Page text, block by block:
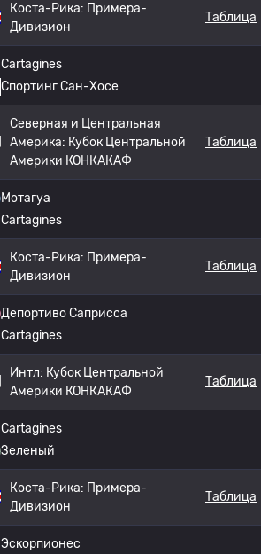
Коста-Рика: Примера-
Дивизион
Таблица
Cartagines
Спортинг Сан-Хосе
Северная и Центральная
Америка: Кубок Центральной
Америки КОНКАКАФ
Таблица
Мотагуа
Cartagines
Коста-Рика: Примера-
Дивизион
Таблица
Депортиво Саприсса
Cartagines
Интл: Кубок Центральной
Америки КОНКАКАФ
Таблица
Cartagines
Зеленый
Коста-Рика: Примера-
Дивизион
Таблица
Эскорпионес